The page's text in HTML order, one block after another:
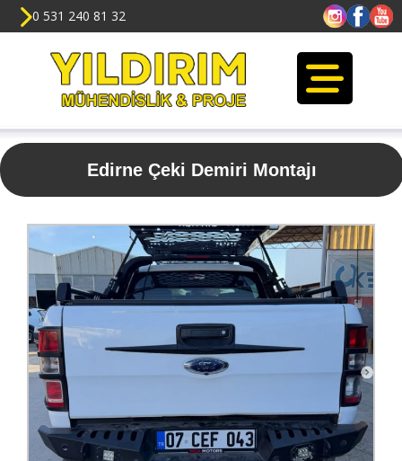
0 531 240 81 32
Edirne Çeki Demiri Montajı